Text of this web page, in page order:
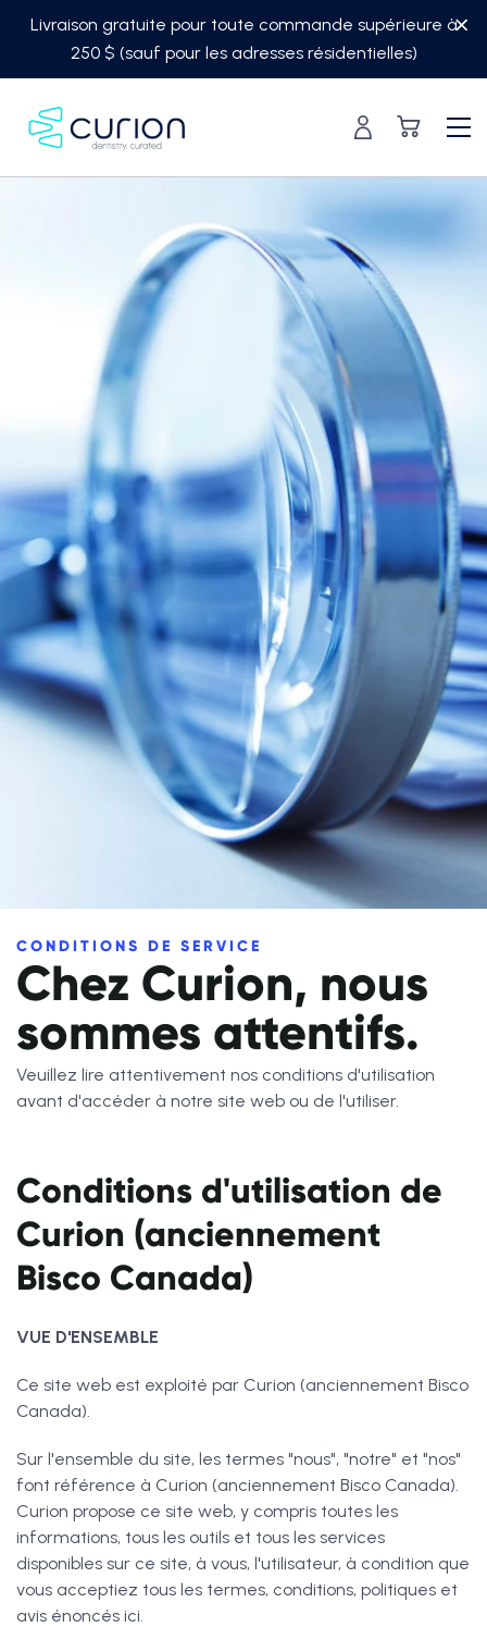
Livraison gratuite pour toute commande supérieure à
250 $ (sauf pour les adresses résidentielles)
CONDITIONS DE SERVICE
Chez Curion, nous
sommes attentifs.
Veuillez lire attentivement nos conditions d'utilisation
avant d'accéder à notre site web ou de l'utiliser.
Conditions d'utilisation de
Curion (anciennement
Bisco Canada)
VUE D'ENSEMBLE
Ce site web est exploité par Curion (anciennement Bisco
Canada).
Sur l'ensemble du site, les termes "nous", "notre" et "nos"
font référence à Curion (anciennement Bisco Canada).
Curion propose ce site web, y compris toutes les
informations, tous les outils et tous les services
disponibles sur ce site, à vous, l'utilisateur, à condition que
vous acceptiez tous les termes, conditions, politiques et
avis énoncés ici.